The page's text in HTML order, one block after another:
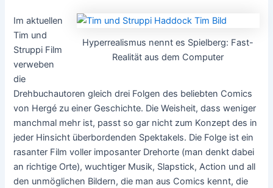
Hyperrealismus nennt es Spielberg: Fast-
Realität aus dem Computer
Im aktuellen
Tim und
Struppi Film
verweben
die
Drehbuchautoren gleich drei Folgen des beliebten Comics
von Hergé zu einer Geschichte. Die Weisheit, dass weniger
manchmal mehr ist, passt so gar nicht zum Konzept des in
jeder Hinsicht überbordenden Spektakels. Die Folge ist ein
rasanter Film voller imposanter Drehorte (man denkt dabei
an richtige Orte), wuchtiger Musik, Slapstick, Action und all
den unmöglichen Bildern, die man aus Comics kennt, die